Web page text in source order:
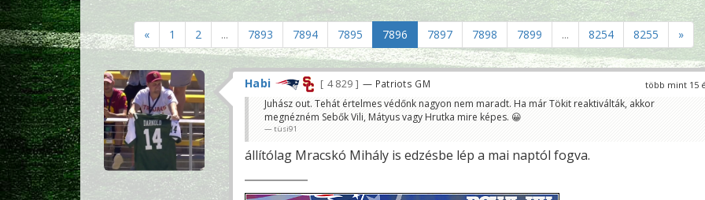
« 1 2 ... 7893 7894 7895 7896 7897 7898 7899 ... 8254 8255 »
több mint 15
Habi 4 829 — Patriots GM
Juhász out. Tehát értelmes védőnk nagyon nem maradt. Ha már Tökit reaktiválták, akkor
megnézném Sebők Vili, Mátyus vagy Hrutka mire képes. 😀
tüsi91
állítólag Mracskó Mihály is edzésbe lép a mai naptól fogva.